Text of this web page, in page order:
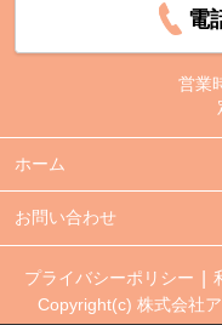
電
営業
ホーム
お問い合わせ
プライバシーポリシー
Copyright(c) 株式会社